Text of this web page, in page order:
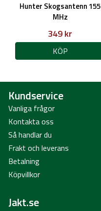
Hunter Skogsantenn 155
MHz
349 kr
KÖP
Kundservice
Vanliga frågor
Kontakta oss
Så handlar du
Frakt och leverans
Betalning
Köpvillkor
Jakt.se